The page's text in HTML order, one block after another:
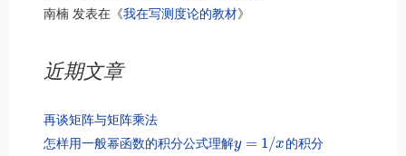
南楠发表在《我在写测度论的教材》
近期文章
再谈矩阵与矩阵乘法
怎样用一般幂函数的积分公式理解y = 1/x的积分